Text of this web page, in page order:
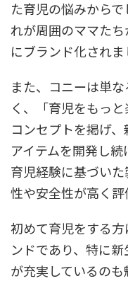
た育児の悩みから
れが周囲のママた
にブランド化されま
また、コニーは単
く、「育児をもっ
コンセプトを掲げ
アイテムを開発し
育児経験に基づい
性や安全性が高く評
初めて育児をする
ンドであり、特に
が充実しているのも